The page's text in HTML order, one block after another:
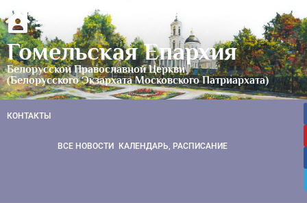
Гомельская Епархия
Белорусской Православной Церкви
(Белорусского Экзархата Московского Патриархата)
КОНТАКТЫ
ВСЕ НОВОСТИ КАЛЕНДАРЬ, РАСПИСАНИЕ